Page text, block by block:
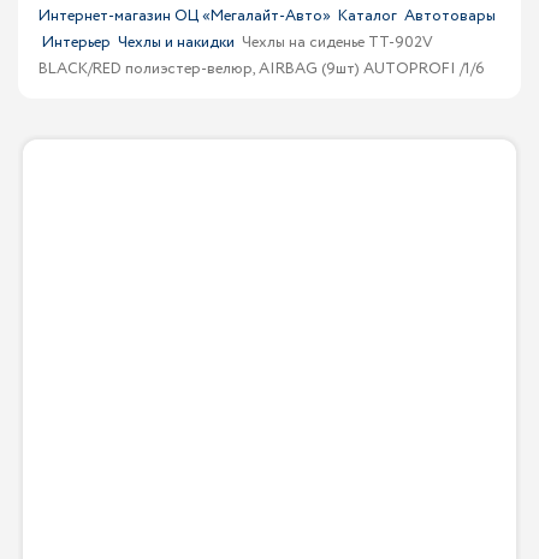
Интернет-магазин ОЦ «Мегалайт-Авто» Каталог Автотовары
Интерьер Чехлы и накидки Чехлы на сиденье TT-902V
BLACK/RED полиэстер-велюр, AIRBAG (9шт) AUTOPROFI /1/6